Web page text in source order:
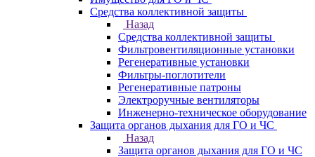
Средства коллективной защиты
Назад
Средства коллективной защиты
Фильтровентиляционные установки
Регенеративные установки
Фильтры-поглотители
Регенеративные патроны
Электроручные вентиляторы
Инженерно-техническое оборудование
Защита органов дыхания для ГО и ЧС
Назад
Защита органов дыхания для ГО и ЧС